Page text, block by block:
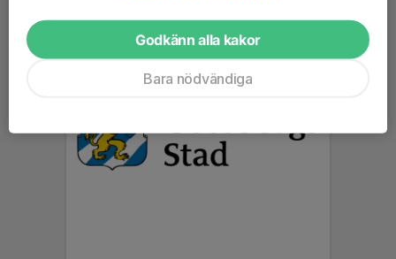
Godkänn alla kakor
Bara nödvändiga